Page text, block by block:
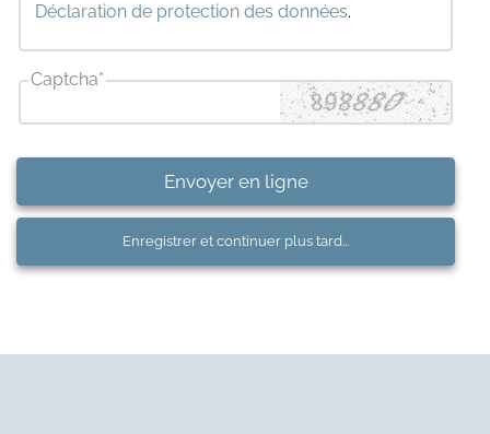
Déclaration de protection des données.
Captcha*
Enregistrer et continuer plus tard...
Envoyer en ligne